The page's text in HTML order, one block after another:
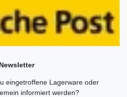
Newsletter
eingetroffene Lagerware oder
informiert werden?